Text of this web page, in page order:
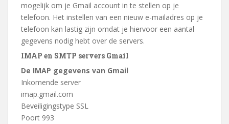
mogelijk om je Gmail account in te stellen op je
telefoon. Het instellen van een nieuw e-mailadres op je
telefoon kan lastig zijn omdat je hiervoor een aantal
gegevens nodig hebt over de servers.
IMAP en SMTP servers Gmail
De IMAP gegevens van Gmail
Inkomende server
imap.gmail.com
Beveiligingstype SSL
Poort 993